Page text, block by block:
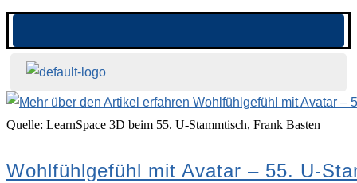
Quelle: LearnSpace 3D beim 55. U-Stammtisch, Frank Basten
Wohlfühlgefühl mit Avatar – 55. U-